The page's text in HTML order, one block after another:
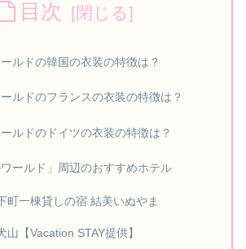
目次
ルドの韓国の衣装の特徴は？
ルドのフランスの衣装の特徴は？
ルドのドイツの衣装の特徴は？
ワールド」周辺のおすすめホテル
町一棟貸しの宿 結美いぬやま
山【Vacation STAY提供】